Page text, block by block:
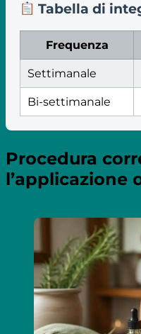
Tabella di
Frequenza
Settimanale
Bi-settimanale
Procedura
l’applicazione